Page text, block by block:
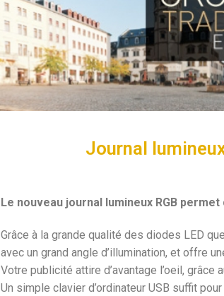
Journal
Le nouveau journal lumineux RGB
Grâce à la grande qualité des diodes LED
avec un grand angle d’illumination, et offre
Votre publicité attire d’avantage l’oeil,
Un simple clavier d’ordinateur USB suffit